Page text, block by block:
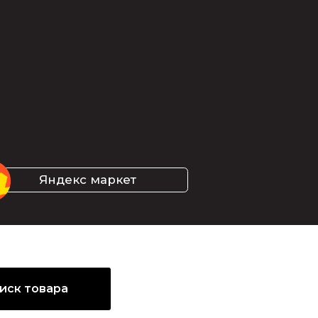
маркет
товара